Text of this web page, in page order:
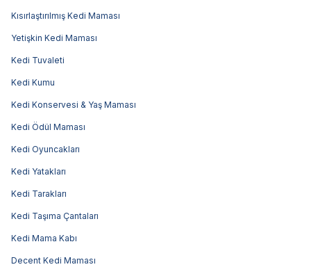
Kısırlaştırılmış Kedi Maması
Yetişkin Kedi Maması
Kedi Tuvaleti
Kedi Kumu
Kedi Konservesi & Yaş Maması
Kedi Ödül Maması
Kedi Oyuncakları
Kedi Yatakları
Kedi Tarakları
Kedi Taşıma Çantaları
Kedi Mama Kabı
Decent Kedi Maması